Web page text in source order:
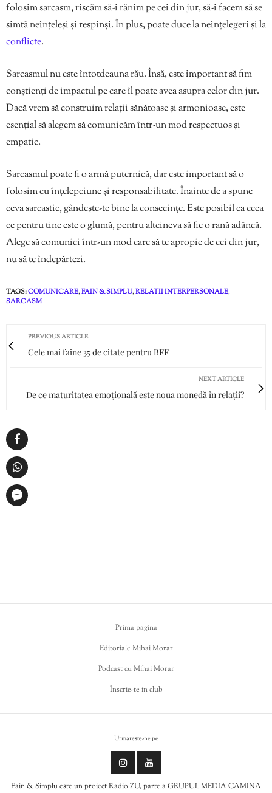
folosim sarcasm, riscăm să-i rănim pe cei din jur, să-i facem să se
simtă neînțeleși și respinși. În plus, poate duce la neînțelegeri și la
conflicte.
Sarcasmul nu este întotdeauna rău. Însă, este important să fim
conștienți de impactul pe care îl poate avea asupra celor din jur.
Dacă vrem să construim relații sănătoase și armonioase, este
esențial să alegem să comunicăm într-un mod respectuos și
empatic.
Sarcasmul poate fi o armă puternică, dar este important să o
folosim cu înțelepciune și responsabilitate. Înainte de a spune
ceva sarcastic, gândește-te bine la consecințe. Este posibil ca ceea
ce pentru tine este o glumă, pentru altcineva să fie o rană adâncă.
Alege să comunici într-un mod care să te apropie de cei din jur,
nu să te îndepărtezi.
TAGS:COMUNICARE,FAIN & SIMPLU,RELATII INTERPERSONALE,
SARCASM
PREVIOUS ARTICLE
Cele mai faine 35 de citate pentru BFF
NEXT ARTICLE
De ce maturitatea emoțională este noua monedă în relații?
Prima pagina
Editoriale Mihai Morar
Podcast cu Mihai Morar
Înscrie-te in club
Urmareste-ne pe
Fain & Simplu este un proiect Radio ZU, parte a GRUPUL MEDIA CAMINA